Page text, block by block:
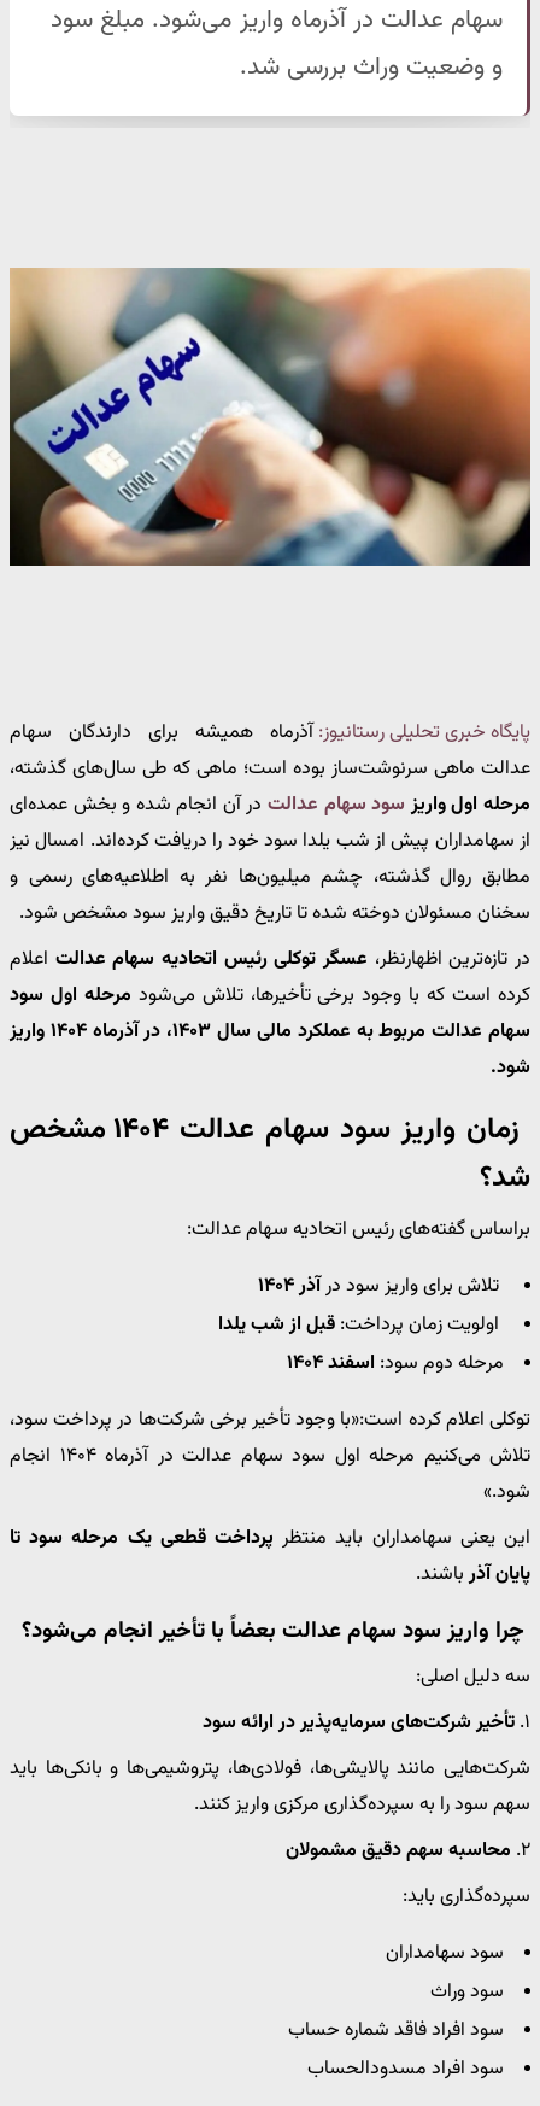
سهام عدالت در آذرماه واریز می‌شود. مبلغ سود
و وضعیت وراث بررسی شد.
پایگاه خبری تحلیلی رستانیوز: آذرماه همیشه برای دارندگان سهام
عدالت ماهی سرنوشت‌ساز بوده است؛ ماهی که طی سال‌های گذشته،
مرحله اول واریز سود سهام عدالت در آن انجام شده و بخش عمده‌ای
از سهامداران پیش از شب یلدا سود خود را دریافت کرده‌اند. امسال نیز
مطابق روال گذشته، چشم میلیون‌ها نفر به اطلاعیه‌های رسمی و
سخنان مسئولان دوخته شده تا تاریخ دقیق واریز سود مشخص شود.
در تازه‌ترین اظهارنظر، عسگر توکلی رئیس اتحادیه سهام عدالت اعلام
کرده است که با وجود برخی تأخیرها، تلاش می‌شود مرحله اول سود
سهام عدالت مربوط به عملکرد مالی سال ۱۴۰۳، در آذرماه ۱۴۰۴ واریز
شود.
زمان واریز سود سهام عدالت ۱۴۰۴ مشخص
شد؟
براساس گفته‌های رئیس اتحادیه سهام عدالت:
تلاش برای واریز سود درآذر ۱۴۰۴
اولویت زمان پرداخت: قبل از شب یلدا
مرحله دوم سود: اسفند ۱۴۰۴
توکلی اعلام کرده است:«با وجود تأخیر برخی شرکت‌ها در پرداخت سود،
تلاش می‌کنیم مرحله اول سود سهام عدالت در آذرماه ۱۴۰۴ انجام
شود.»
این یعنی سهامداران باید منتظر پرداخت قطعی یک مرحله سود تا
پایان آذرباشند.
چرا واریز سود سهام عدالت بعضاً با تأخیر انجام می‌شود؟
سه دلیل اصلی:
۱. تأخیر شرکت‌های سرمایه‌پذیر در ارائه سود
شرکت‌هایی مانند پالایشی‌ها، فولادی‌ها، پتروشیمی‌ها و بانکی‌ها باید
سهم سود را به سپرده‌گذاری مرکزی واریز کنند.
۲. محاسبه سهم دقیق مشمولان
سپرده‌گذاری باید:
سود سهامداران
سود وراث
سود افراد فاقد شماره حساب
سود افراد مسدودالحساب